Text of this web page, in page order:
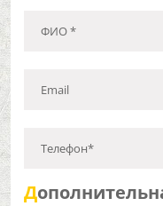
ФИО *
Email
Телефон*
Д